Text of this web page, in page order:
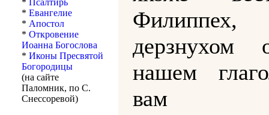
* Псалтирь
* Евангелие
* Апостол
* Откровение
Иоанна Богослова
* Иконы Пресвятой
Богородицы
(на сайте
Паломник, по С.
Снессоревой)
Филиппех,
дерзнухом
нашем
вам